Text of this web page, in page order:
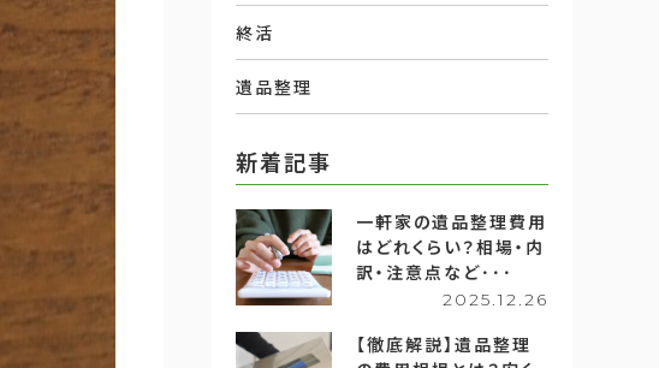
終活
遺品整理
新着記事
一軒家の遺品整理費用
はどれくらい？相場・内
訳・注意点など･･･
2025.12.26
【徹底解説】遺品整理